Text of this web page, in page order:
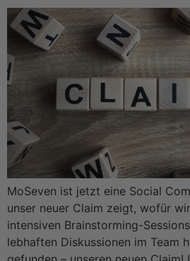
MoSeven ist jetzt eine Social
unser neuer Claim zeigt, wofür
intensiven Brainstorming-
lebhaften Diskussionen im Team